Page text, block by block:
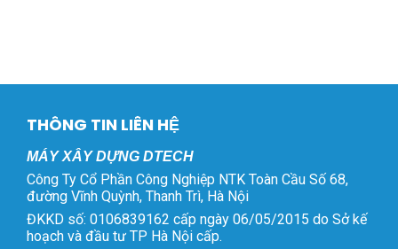
THÔNG TIN LIÊN HỆ
MÁY XÂY DỰNG DTECH
Công Ty Cổ Phần Công Nghiệp NTK Toàn Cầu Số 68,
đường Vĩnh Quỳnh, Thanh Trì, Hà Nội
ĐKKD số: 0106839162 cấp ngày 06/05/2015 do Sở kế
hoạch và đầu tư TP Hà Nội cấp.